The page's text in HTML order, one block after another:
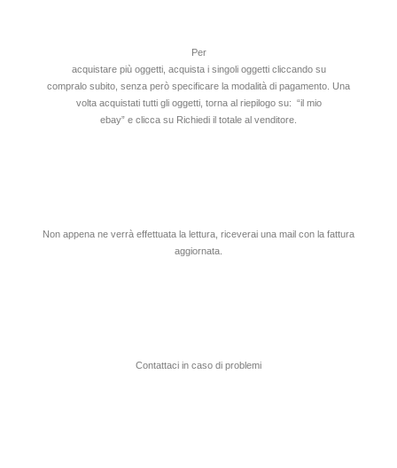
Per
acquistare più oggetti, acquista i singoli oggetti cliccando su
compralo subito, senza però specificare la modalità di pagamento. Una
volta acquistati tutti gli oggetti, torna al riepilogo su: “il mio
ebay” e clicca su Richiedi il totale al venditore.
Non appena ne verrà effettuata la lettura, riceverai una mail con la fattura
aggiornata.
Contattaci in caso di problemi